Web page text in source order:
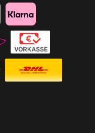
Debitkarte
Klarna
Vorkasse